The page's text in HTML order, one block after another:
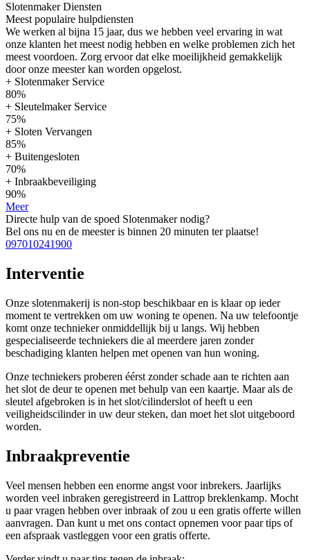
Slotenmaker Diensten
Meest populaire hulpdiensten
We werken al bijna 15 jaar, dus we hebben veel ervaring in wat
onze klanten het meest nodig hebben en welke problemen zich het
meest voordoen. Zorg ervoor dat elke moeilijkheid gemakkelijk
door onze meester kan worden opgelost.
+ Slotenmaker Service
80%
+ Sleutelmaker Service
75%
+ Sloten Vervangen
85%
+ Buitengesloten
70%
+ Inbraakbeveiliging
90%
Meer
Directe hulp van de spoed Slotenmaker nodig?
Bel ons nu en de meester is binnen 20 minuten ter plaatse!
097010241900
Interventie
Onze slotenmakerij is non-stop beschikbaar en is klaar op ieder
moment te vertrekken om uw woning te openen. Na uw telefoontje
komt onze technieker onmiddellijk bij u langs. Wij hebben
gespecialiseerde techniekers die al meerdere jaren zonder
beschadiging klanten helpen met openen van hun woning.
Onze techniekers proberen éérst zonder schade aan te richten aan
het slot de deur te openen met behulp van een kaartje. Maar als de
sleutel afgebroken is in het slot/cilinderslot of heeft u een
veiligheidscilinder in uw deur steken, dan moet het slot uitgeboord
worden.
Inbraakpreventie
Veel mensen hebben een enorme angst voor inbrekers. Jaarlijks
worden veel inbraken geregistreerd in Lattrop breklenkamp. Mocht
u paar vragen hebben over inbraak of zou u een gratis offerte willen
aanvragen. Dan kunt u met ons contact opnemen voor paar tips of
een afspraak vastleggen voor een gratis offerte.